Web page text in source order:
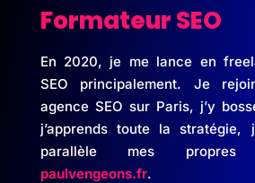
Formateur SEO
En 2020, je me lance en
SEO principalement. Je
agence SEO sur Paris, j’y
j’apprends toute la stratégie,
parallèle mes
paulvengeons.fr.